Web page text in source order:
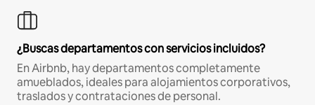
¿Buscas departamentos con servicios incluidos?
En Airbnb, hay departamentos completamente
amueblados, ideales para alojamientos corporativos,
traslados y contrataciones de personal.